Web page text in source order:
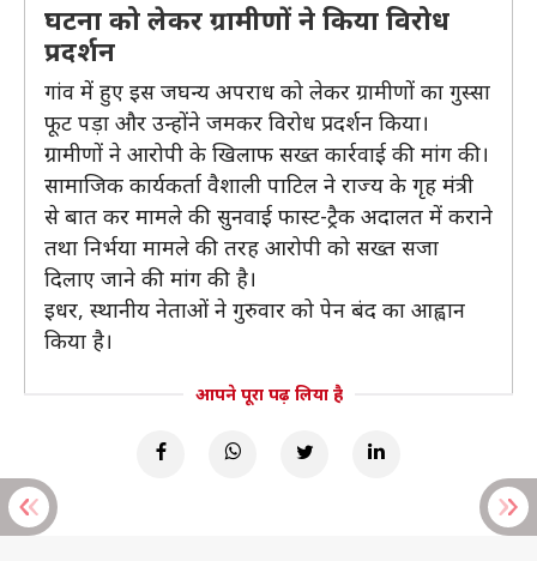
घटना को लेकर ग्रामीणों ने किया विरोध
प्रदर्शन
गांव में हुए इस जघन्य अपराध को लेकर ग्रामीणों का गुस्सा
फूट पड़ा और उन्होंने जमकर विरोध प्रदर्शन किया।
ग्रामीणों ने आरोपी के खिलाफ सख्त कार्रवाई की मांग की।
सामाजिक कार्यकर्ता वैशाली पाटिल ने राज्य के गृह मंत्री
से बात कर मामले की सुनवाई फास्ट-ट्रैक अदालत में कराने
तथा निर्भया मामले की तरह आरोपी को सख्त सजा
दिलाए जाने की मांग की है।
इधर, स्थानीय नेताओं ने गुरुवार को पेन बंद का आह्वान
किया है।
आपने पूरा पढ़ लिया है